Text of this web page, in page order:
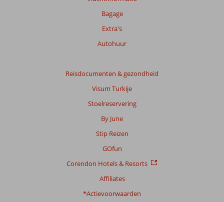
Bagage
Extra's
Autohuur
Reisdocumenten & gezondheid
Visum Turkije
Stoelreservering
By June
Stip Reizen
GOfun
Corendon Hotels & Resorts
Affiliates
*Actievoorwaarden